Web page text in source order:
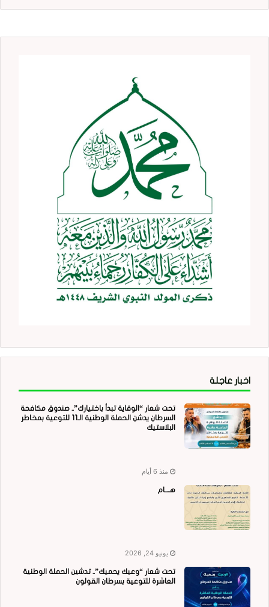
اخبار عاجلة
تحت شعار “الوقاية تبدأ باختيارك”.. صندوق مكافحة
السرطان يدشن الحملة الوطنية الـ11 للتوعية بمخاطر
البلاستيك
منذ 6 أيام
هــــام
يونيو 24, 2026
تحت شعار “وعيك يحميك”.. تدشين الحملة الوطنية
العاشرة للتوعية بسرطان القولون